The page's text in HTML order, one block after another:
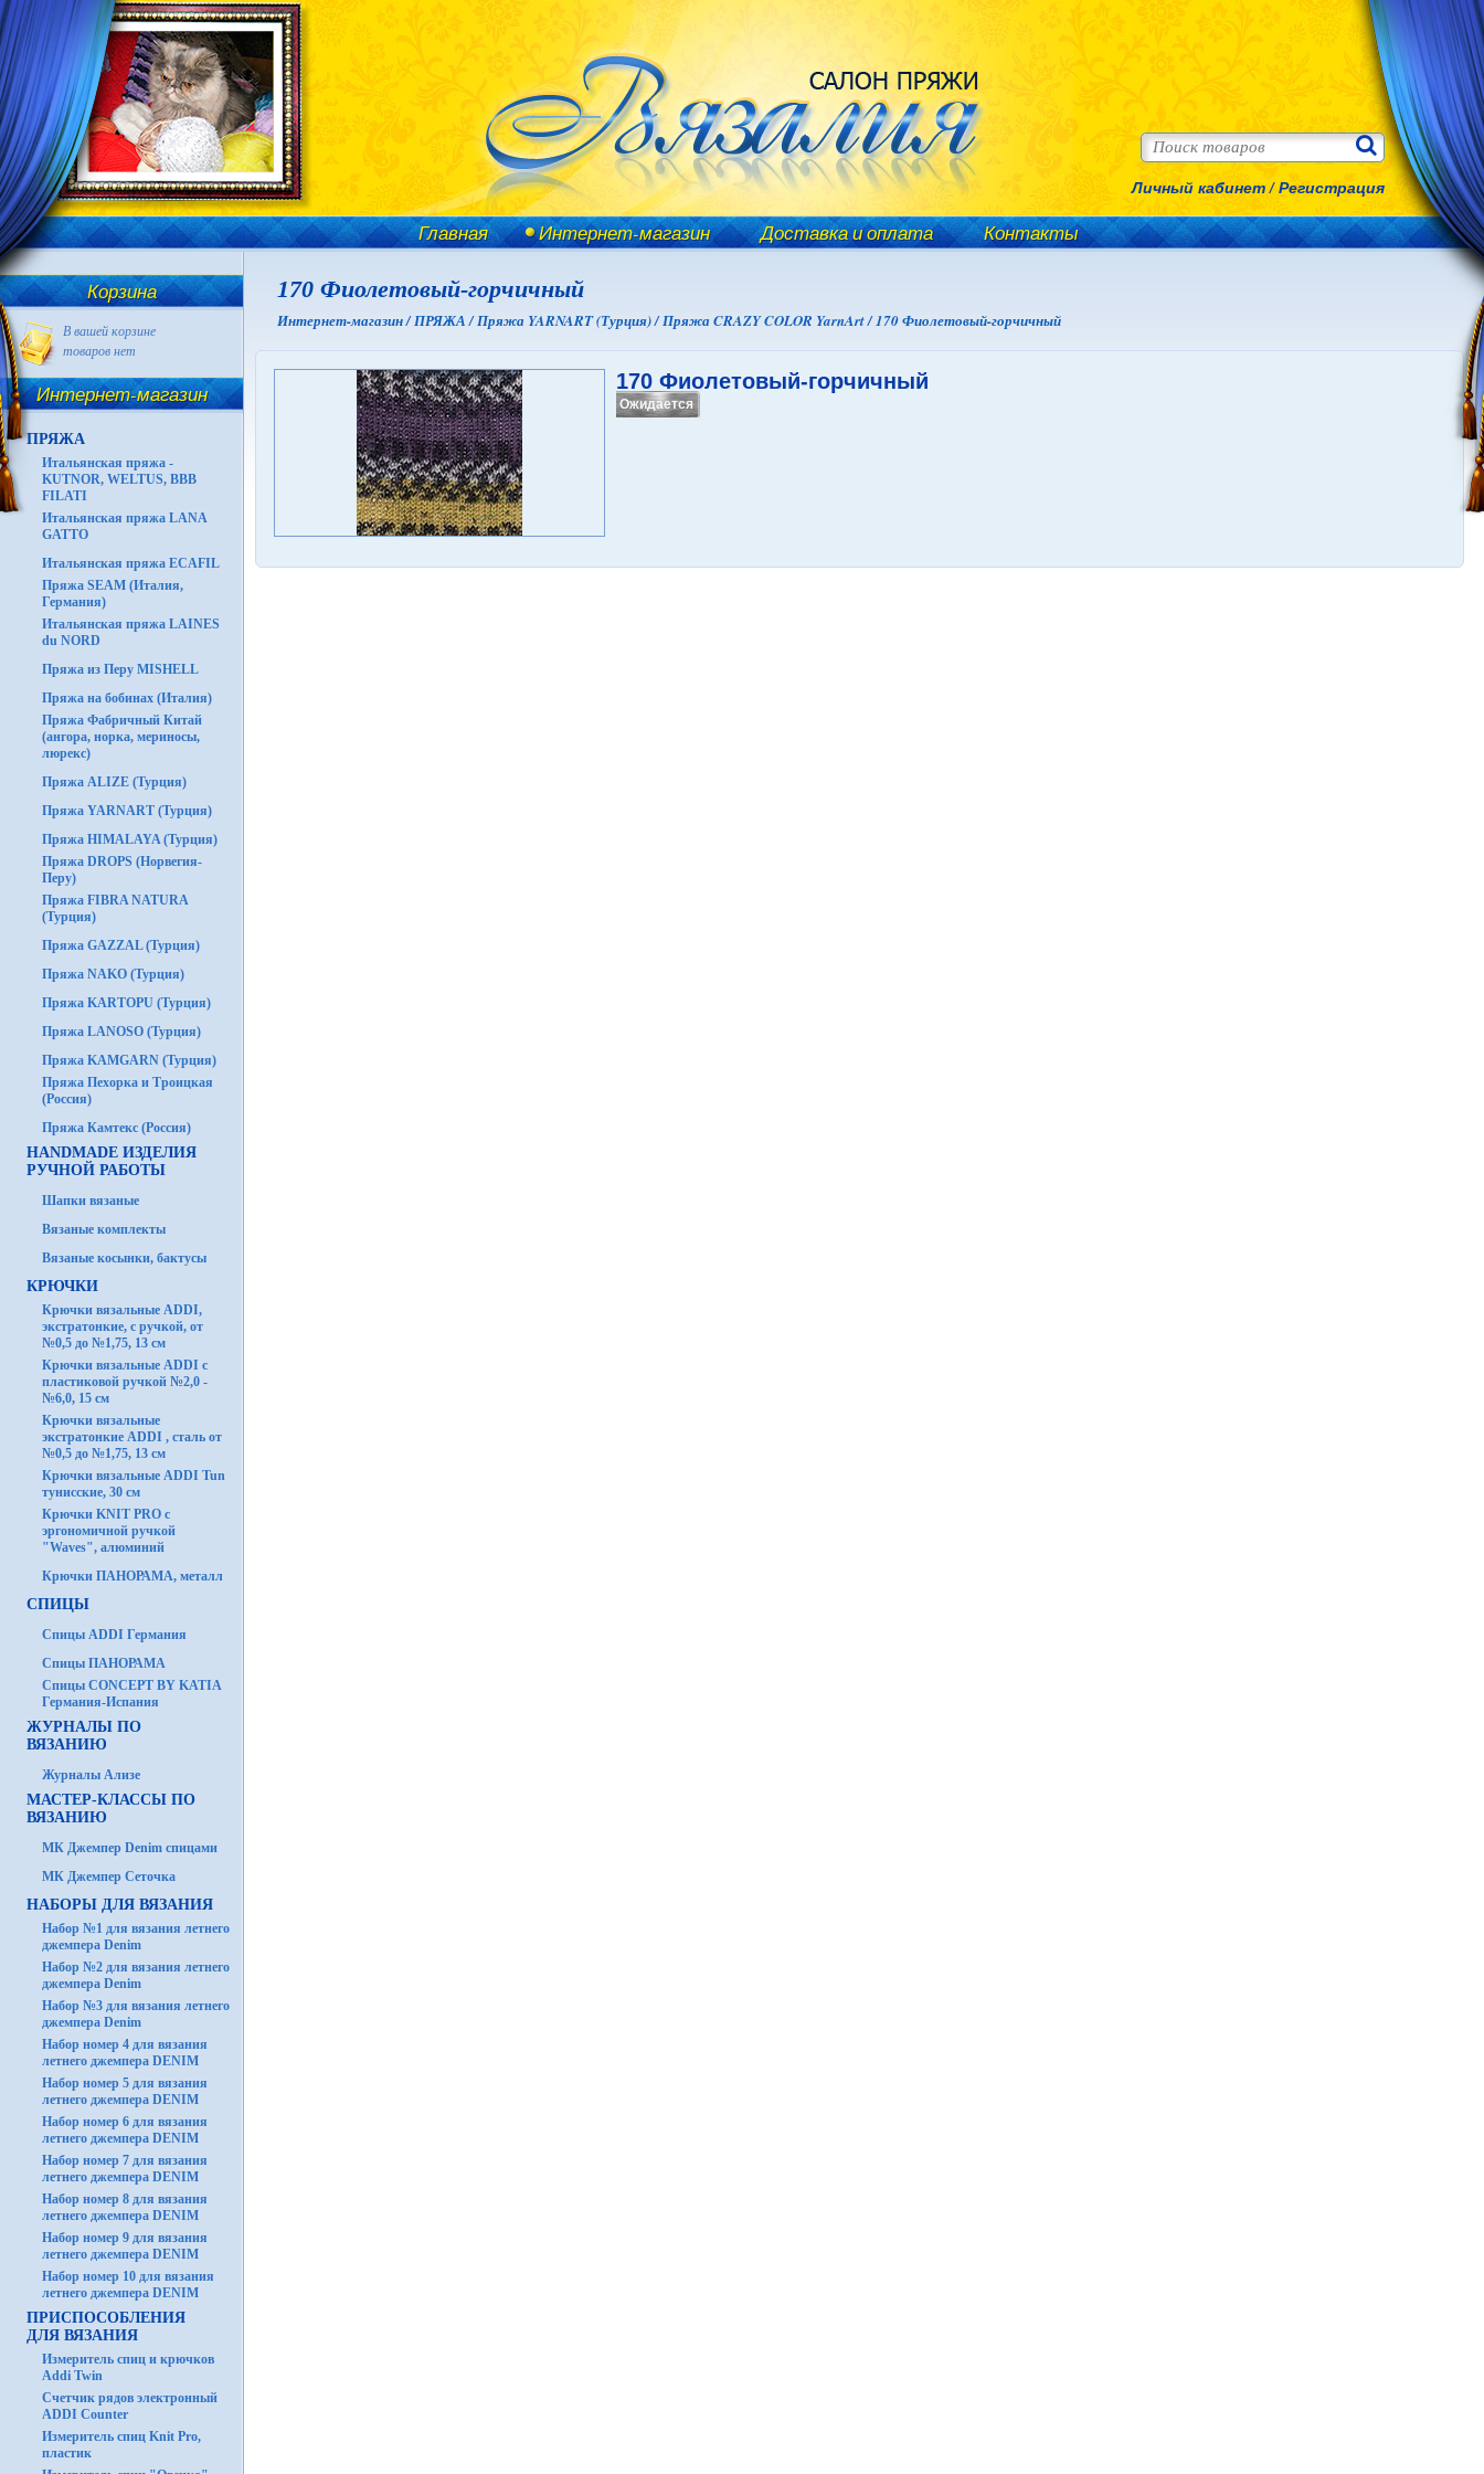
Личный кабинет/Регистрация
Главная Интернет-магазин Доставка и оплата Контакты
Корзина
В вашей корзине
товаров нет
Интернет-магазин
ПРЯЖА
Итальянская пряжа -
KUTNOR, WELTUS, BBB
FILATI
Итальянская пряжа LANA
GATTO
Итальянская пряжа ECAFIL
Пряжа SEAM (Италия,
Германия)
Итальянская пряжа LAINES
du NORD
Пряжа из Перу MISHELL
Пряжа на бобинах (Италия)
Пряжа Фабричный Китай
(ангора, норка, мериносы,
люрекс)
Пряжа ALIZE (Турция)
Пряжа YARNART (Турция)
Пряжа HIMALAYA (Турция)
Пряжа DROPS (Норвегия-
Перу)
Пряжа FIBRA NATURA
(Турция)
Пряжа GAZZAL (Турция)
Пряжа NAKO (Турция)
Пряжа KARTOPU (Турция)
Пряжа LANOSO (Турция)
Пряжа KAMGARN (Турция)
Пряжа Пехорка и Троицкая
(Россия)
Пряжа Камтекс (Россия)
HANDMADE ИЗДЕЛИЯ
РУЧНОЙ РАБОТЫ
Шапки вязаные
Вязаные комплекты
Вязаные косынки, бактусы
КРЮЧКИ
Крючки вязальные ADDI,
экстратонкие, с ручкой, от
№0,5 до №1,75, 13 см
Крючки вязальные ADDI с
пластиковой ручкой №2,0 -
№6,0, 15 см
Крючки вязальные
экстратонкие ADDI , сталь от
№0,5 до №1,75, 13 см
Крючки вязальные ADDI Tun
тунисские, 30 см
Крючки KNIT PRO с
эргономичной ручкой
"Waves", алюминий
Крючки ПАНОРАМА, металл
СПИЦЫ
Спицы ADDI Германия
Спицы ПАНОРАМА
Спицы CONCEPT BY KATIA
Германия-Испания
ЖУРНАЛЫ ПО
ВЯЗАНИЮ
Журналы Ализе
МАСТЕР-КЛАССЫ ПО
ВЯЗАНИЮ
МК Джемпер Denim спицами
МК Джемпер Сеточка
НАБОРЫ ДЛЯ ВЯЗАНИЯ
Набор №1 для вязания летнего
джемпера Denim
Набор №2 для вязания летнего
джемпера Denim
Набор №3 для вязания летнего
джемпера Denim
Набор номер 4 для вязания
летнего джемпера DENIM
Набор номер 5 для вязания
летнего джемпера DENIM
Набор номер 6 для вязания
летнего джемпера DENIM
Набор номер 7 для вязания
летнего джемпера DENIM
Набор номер 8 для вязания
летнего джемпера DENIM
Набор номер 9 для вязания
летнего джемпера DENIM
Набор номер 10 для вязания
летнего джемпера DENIM
ПРИСПОСОБЛЕНИЯ
ДЛЯ ВЯЗАНИЯ
Измеритель спиц и крючков
Addi Twin
Счетчик рядов электронный
ADDI Counter
Измеритель спиц Knit Pro,
пластик
170 Фиолетовый-горчичный
Интернет-магазин /ПРЯЖА /Пряжа YARNART (Турция) /Пряжа CRAZY COLOR YarnArt /170 Фиолетовый-горчичный
170 Фиолетовый-горчичный
Ожидается